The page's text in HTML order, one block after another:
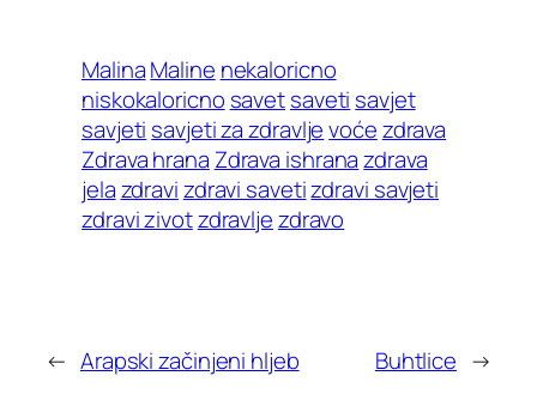
MalinaMaline nekaloricno
niskokaloricno savetsaveti savjet
savjeti savjeti za zdravlje voćezdrava
Zdrava hrana Zdrava ishrana zdrava
jelazdravizdravi savetizdravi savjeti
zdravi zivotzdravljezdravo
← Arapski začinjeni hljeb Buhtlice →